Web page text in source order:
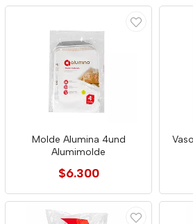
Molde Alumina 4und
Alumimolde
$6.300